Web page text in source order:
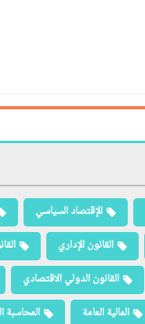
الإقتصاد السياسي
القانون الإداري
القانون الدولي الاقتصادي
المالية العامة المحاسبة